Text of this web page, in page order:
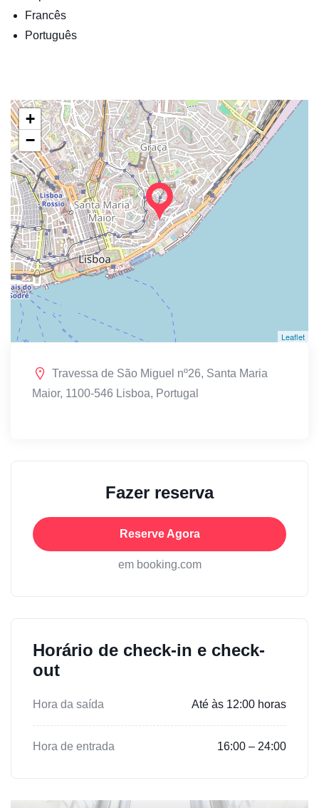
Francês
Português
+
−
Leaflet
Travessa de São Miguel nº26, Santa Maria
Maior, 1100-546 Lisboa, Portugal
Fazer reserva
Reserve Agora
em booking.com
Horário de check-in e check-
out
Hora da saída Até às 12:00 horas
Hora de entrada 16:00 – 24:00